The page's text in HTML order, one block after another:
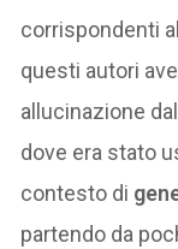
corrispondenti
questi autori
allucinazione
dove era stato
contesto di
partendo da